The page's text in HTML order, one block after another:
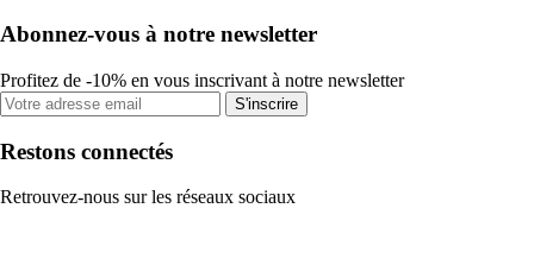
Abonnez-vous à notre newsletter
Profitez de -10% en vous inscrivant à notre newsletter
S'inscrire
Restons connectés
Retrouvez-nous sur les réseaux sociaux